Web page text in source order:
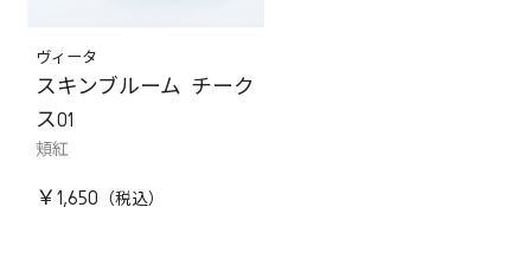
ヴィータ
スキンブルーム チーク
ス01
頬紅
￥1,650